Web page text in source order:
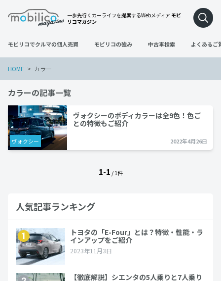
一歩先行くカーライフを提案するWebメディア モビ
リコマガジン
モビリコでクルマの個人売買 モビリコの強み 中古車検索 よくあるご
HOME カラー
カラーの記事一覧
ヴォクシー
ヴォクシーのボディカラーは全9色！色ご
との特徴もご紹介
2022年4月26日
1-1 / 1件
人気記事ランキング